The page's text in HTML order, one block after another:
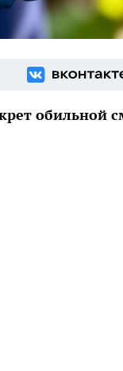
обильной